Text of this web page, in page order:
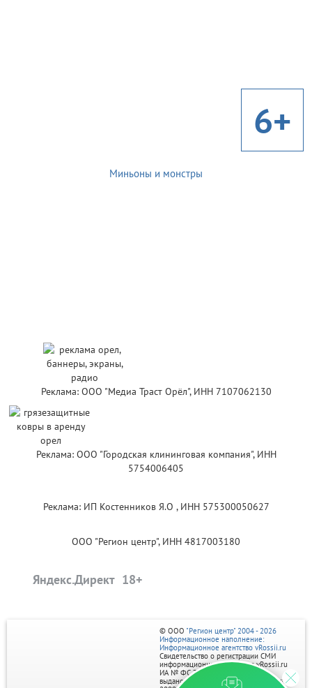
6+
Миньоны и монстры
Реклама: ООО "Медиа Траст Орёл", ИНН 7107062130
Реклама: ООО "Городская клининговая компания", ИНН
5754006405
Реклама: ИП Костенников Я.О , ИНН 575300050627
ООО "Регион центр", ИНН 4817003180
Яндекс.Директ
© ООО "Регион центр" 2004 - 2026
Информационное наполнение:
Информационное агентство vRossii.ru
Свидетельство о регистрации СМИ
информационного агентства vRossii.ru
ИА № ФС 77‑35502
выдано РОСКОМНАДЗОРом 04 марта